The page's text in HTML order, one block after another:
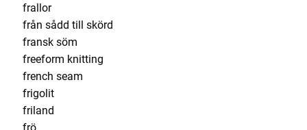
frallor
från sådd till skörd
fransk söm
freeform knitting
french seam
frigolit
friland
frö